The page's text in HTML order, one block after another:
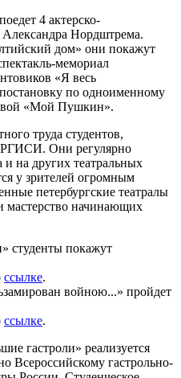
4 актерско-
Александра Нордштрема.
дом» они покажут
мемориал
«Я весь
по одноименному
«Мой Пушкин».
труда студентов,
РГИСИ. Они регулярно
и на других театральных
у зрителей огромным
петербургские театралы
мастерство начинающих
студенты покажут
ссылке.
войною...» пройдет
ссылке.
гастроли» реализуется
гастрольно-